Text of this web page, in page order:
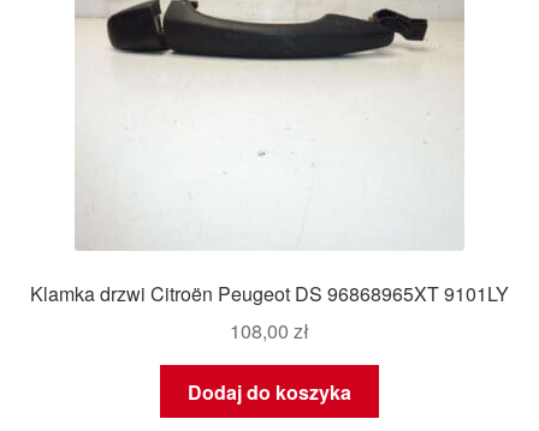
Procedura reklamacyjna
Zasady i warunki
Klamka drzwi Citroën Peugeot DS 96868965XT 9101LY
108,00 zł
Dodaj do koszyka